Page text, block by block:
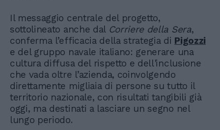
Il messaggio centrale del progetto,
sottolineato anche dal Corriere della Sera,
conferma l’efficacia della strategia di Pigozzi
e del gruppo navale italiano: generare una
cultura diffusa del rispetto e dell'inclusione
che vada oltre l’azienda, coinvolgendo
direttamente migliaia di persone su tutto il
territorio nazionale, con risultati tangibili già
oggi, ma destinati a lasciare un segno nel
lungo periodo.